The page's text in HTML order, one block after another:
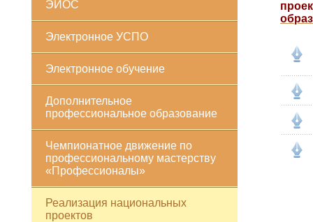
ЭИОС
Электронное УСПО
Электронное обучение
Дополнительное
профессиональное образование
Чемпионатное движение по
профессиональному мастерству
«Профессионалы»
Реализация национальных
проектов